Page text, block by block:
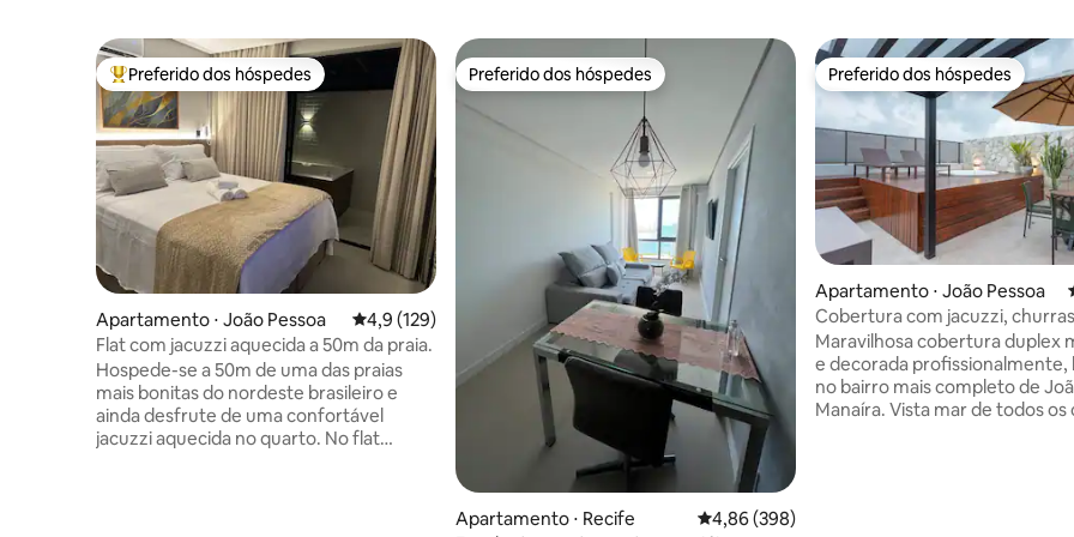
Entre os melhores preferidos dos hóspedes
Preferido dos hóspedes
Apartamento ⋅ João Pessoa 4,9 de uma avaliação média de 5, 129 avaliações
4,9 (129)
Flat com jacuzzi aquecida a 50m da praia.
Hospede-se a 50m de uma das praias
mais bonitas do nordeste brasileiro e
ainda desfrute de uma confortável
jacuzzi aquecida no quarto. No flat
Preferido dos hóspedes
Preferido dos hóspedes
Apartamento ⋅ Recife 4,86 de uma avaliação média de 5, 398
4,86 (398)
Preferido dos hóspedes
Preferido dos hóspedes
Apartamento ⋅ João Pessoa
Cobertura com jacuzzi,
vista mar
Maravilhosa cobertura duplex
e decorada profissionalmente,
no bairro mais completo de
Manaíra. Vista mar de todos os